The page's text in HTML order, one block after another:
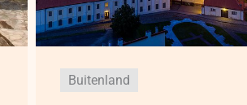
Buitenland